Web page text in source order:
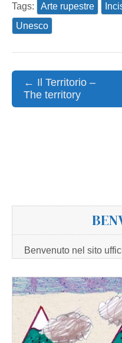
Tags: Arte rupestre
Unesco
navigation
← Il Territorio –
The territory
Benvenuto nel sito